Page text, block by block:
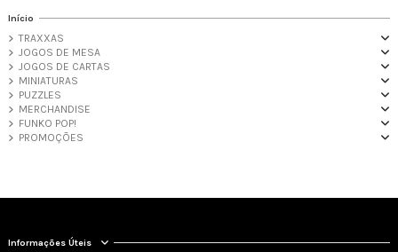
Início
TRAXXAS
JOGOS DE MESA
JOGOS DE CARTAS
MINIATURAS
PUZZLES
MERCHANDISE
FUNKO POP!
PROMOÇÕES
Informações Úteis